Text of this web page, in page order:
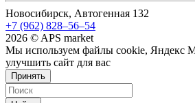
Новосибирск, Автогенная 132
+7 (962) 828‒56‒54
2026 © APS market
Мы используем файлы cookie, Яндекс
улучшить сайт для вас
Принять